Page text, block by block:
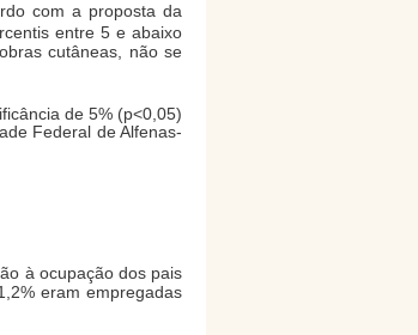
com a proposta da
entre 5 e abaixo
cutâneas, não se
de 5% (p<0,05)
Federal de Alfenas-
à ocupação dos pais
eram empregadas